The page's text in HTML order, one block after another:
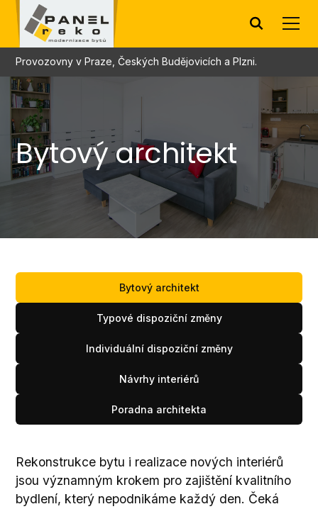
Provozovny v Praze, Českých Budějovicích a Plzni.
Bytový architekt
Bytový architekt
Bytový architekt
Typové dispoziční změny
Individuální dispoziční změny
Návrhy interiérů
Poradna architekta
Rekonstrukce bytu i realizace nových interiérů
jsou významným krokem pro zajištění kvalitního
bydlení, který nepodnikáme každý den. Čeká